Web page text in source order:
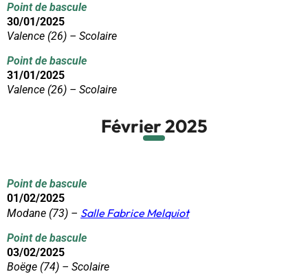
Point de bascule
30/01/2025
Valence (26) – Scolaire
Point de bascule
31/01/2025
Valence (26) – Scolaire
Février 2025
Point de bascule
01/02/2025
Modane (73) – Salle Fabrice Melquiot
Point de bascule
03/02/2025
Boëge (74) – Scolaire